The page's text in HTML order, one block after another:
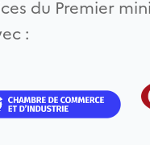
du Premier
: